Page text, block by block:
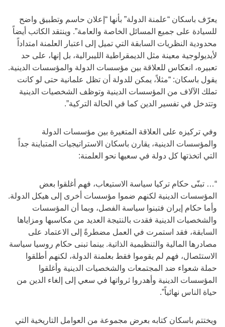
يعرّف باسكان “علمنة الدولة” بأنها “إعلان حاسم وتطبيق واضح
للسيادة على جميع المسائل الخاصة والعامة”. وينتقد الكاتب أيضاً
محدودية النظريات السابقة التي تميل إلى اعتبار العلمنة امتداداً
لأيديولوجية معينة مثل الديمقراطية الليبرالية، بل إنها، على حد
تعبيره، انعكاس للعلاقة بين مؤسسات الدولة والمؤسسات الدينية.
يقول باسكان: “مثلاً، يمكن للدولة أن تظل علمانية حتى لو كانت
تملك الآلاف من المؤسسات الدينية وتوظف الشخصيات الدينية
وتتدخل في تفسير الدين كما في الحالة التركية”.
وفي تركيزه على العلاقة المتغيرة بين مؤسسات الدولة
والمؤسسات الدينية، يقارن باسكان الاستراتيجيات المتباينة جداً
التي اتخذتها كل دولة في سعيها نحو العلمنة:
“… تبنّى حكام تركيا سياسة الاستيعاب، فهم أغلقوا بعض
المؤسسات الدينية لكنهم ضموا مؤسسات أخرى إلى هيكل الدولة.
وأما حكام إيران فتبنوا سياسة الفصل، وبما أن المؤسسات
والشخصيات الدينية فقدت بالنتيجة العديد من مكاسبها ومزاياها
السابقة، فقد استمرت في العمل مضطرةً إلى الاعتماد على
مصادرها المالية والتنظيمية الذاتية. بينما تبنى حكام روسيا سياسة
الاستئصال، فهم لم يقوموا فقط بعلمنة الدولة، لكنهم أطلقوا
حملة شعواء ضد المجتمعات والشخصيات الدينية وأغلقوا
المؤسسات الدينية وأهدروا ثرواتها في سعي إلى إلغاء الدين من
حياة الناس نهائياً”.
ويختتم باسكان كتابه بعرض مجموعة من العوامل التاريخية التي